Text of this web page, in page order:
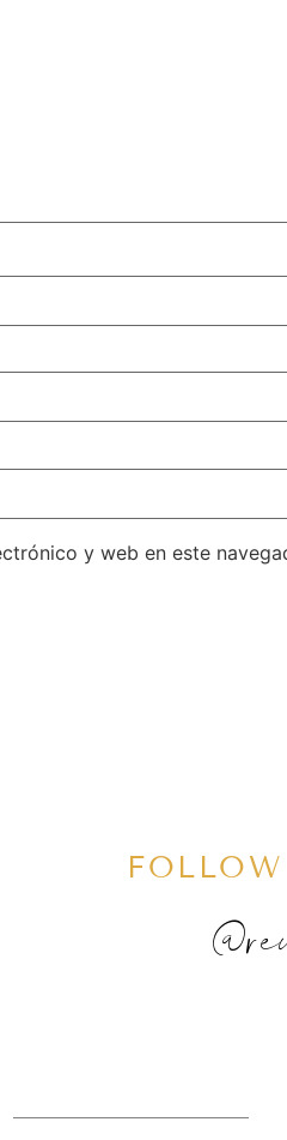
y web en este